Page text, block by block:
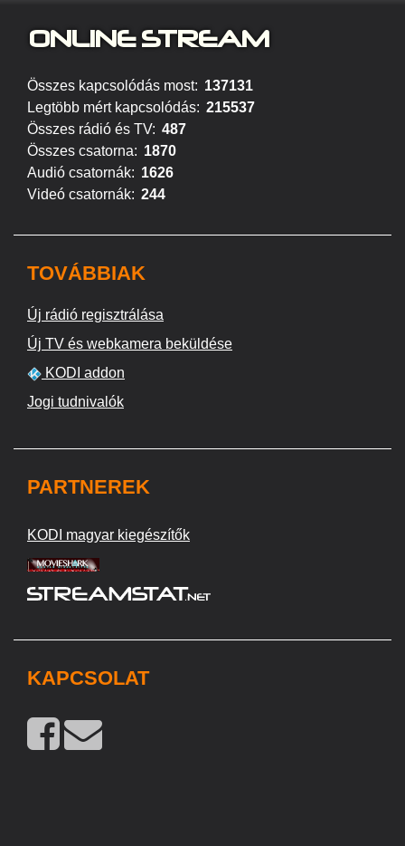
ONLINE STREAM
Összes kapcsolódás most: 137131
Legtöbb mért kapcsolódás: 215537
Összes rádió és TV: 487
Összes csatorna: 1870
Audió csatornák: 1626
Videó csatornák: 244
TOVÁBBIAK
Új rádió regisztrálása
Új TV és webkamera beküldése
KODI addon
Jogi tudnivalók
PARTNEREK
KODI magyar kiegészítők
KAPCSOLAT